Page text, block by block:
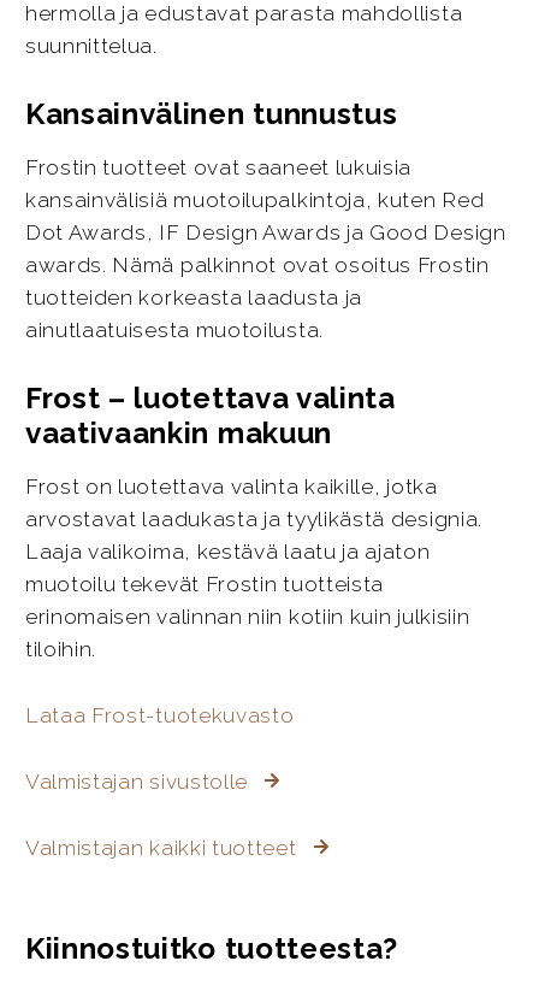
hermolla ja edustavat parasta mahdollista
suunnittelua.
Kansainvälinen tunnustus
Frostin tuotteet ovat saaneet lukuisia
kansainvälisiä muotoilupalkintoja, kuten Red
Dot Awards, IF Design Awards ja Good Design
awards. Nämä palkinnot ovat osoitus Frostin
tuotteiden korkeasta laadusta ja
ainutlaatuisesta muotoilusta.
Frost – luotettava valinta
vaativaankin makuun
Frost on luotettava valinta kaikille, jotka
arvostavat laadukasta ja tyylikästä designia.
Laaja valikoima, kestävä laatu ja ajaton
muotoilu tekevät Frostin tuotteista
erinomaisen valinnan niin kotiin kuin julkisiin
tiloihin.
Lataa Frost-tuotekuvasto
Valmistajan sivustolle
Valmistajan kaikki tuotteet
Kiinnostuitko tuotteesta?